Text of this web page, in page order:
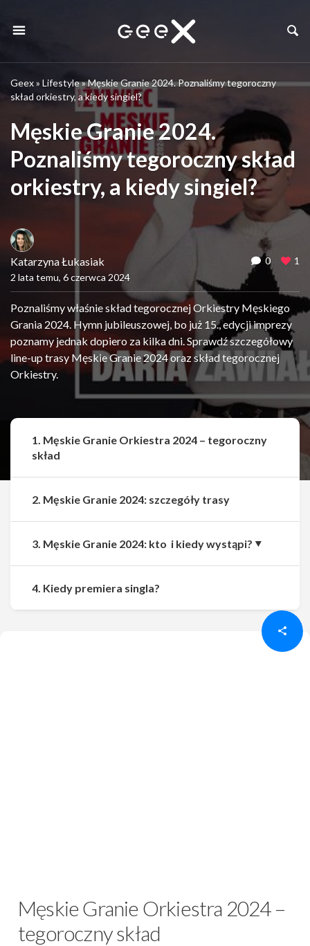
Geex» Lifestyle»Męskie Granie 2024. Poznaliśmy tegoroczny
skład orkiestry, a kiedy singiel?
Męskie Granie 2024.
Poznaliśmy tegoroczny skład
orkiestry, a kiedy singiel?
Katarzyna Łukasiak
2 lata temu, 6 czerwca 2024
0 1
Poznaliśmy właśnie skład tegorocznej Orkiestry Męskiego
Grania 2024. Hymn jubileuszowej, bo już 15., edycji imprezy
poznamy jednak dopiero za kilka dni. Sprawdź szczegółowy
line-up trasy Męskie Granie 2024 oraz skład tegorocznej
Orkiestry.
Udostępnij
Męskie Granie Orkiestra 2024 –
tegoroczny skład
1. Męskie Granie Orkiestra 2024 – tegoroczny
skład
2. Męskie Granie 2024: szczegóły trasy
3. Męskie Granie 2024: kto i kiedy wystąpi?
4. Kiedy premiera singla?